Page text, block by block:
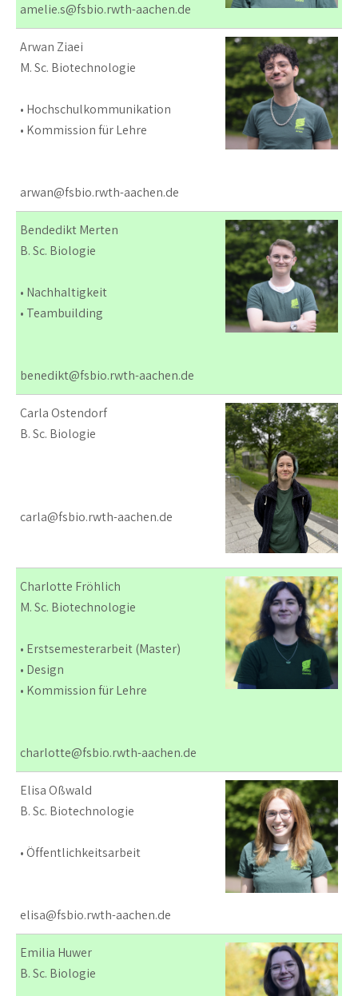
amelie.s@fsbio.rwth-aachen.de
Arwan Ziaei
M. Sc. Biotechnologie
• Hochschulkommunikation
• Kommission für Lehre
arwan@fsbio.rwth-aachen.de
Bendedikt Merten
B. Sc. Biologie
• Nachhaltigkeit
• Teambuilding
benedikt@fsbio.rwth-aachen.de
Carla Ostendorf
B. Sc. Biologie
carla@fsbio.rwth-aachen.de
Charlotte Fröhlich
M. Sc. Biotechnologie
• Erstsemesterarbeit (Master)
• Design
• Kommission für Lehre
charlotte@fsbio.rwth-aachen.de
Elisa Oßwald
B. Sc. Biotechnologie
• Öffentlichkeitsarbeit
elisa@fsbio.rwth-aachen.de
Emilia Huwer
B. Sc. Biologie